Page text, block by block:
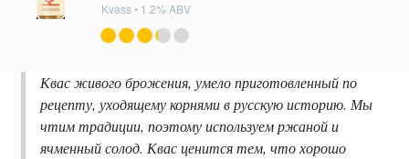
Kvass• 1.2% ABV
Квас живого брожения, умело приготовленный по
рецепту, уходящему корнями в русскую историю. Мы
чтим традиции, поэтому используем ржаной и
ячменный солод. Квас ценится тем, что хорошо